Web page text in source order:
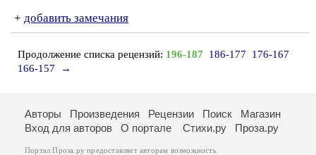
+ добавить замечания
Продолжение списка рецензий: 196-187 186-177
176-167
166-157
→
Авторы Произведения Рецензии Поиск
Магазин
Вход для авторов
О портале Стихи.ру Проза.ру
Портал Проза.ру предоставляет авторам возможность